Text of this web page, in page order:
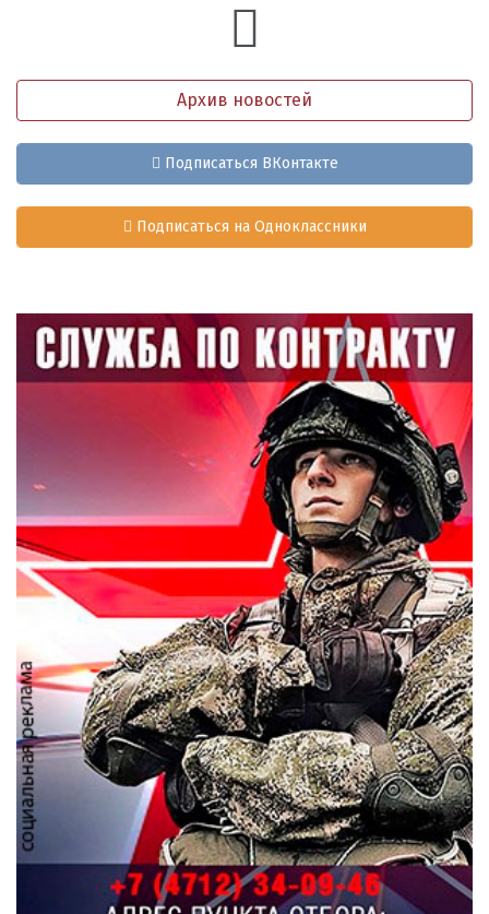
Архив новостей
Подписаться ВКонтакте
Подписаться на Одноклассники